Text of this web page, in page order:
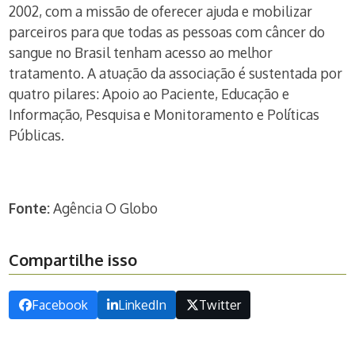
2002, com a missão de oferecer ajuda e mobilizar
parceiros para que todas as pessoas com câncer do
sangue no Brasil tenham acesso ao melhor
tratamento. A atuação da associação é sustentada por
quatro pilares: Apoio ao Paciente, Educação e
Informação, Pesquisa e Monitoramento e Políticas
Públicas.
Fonte:Agência O Globo
Compartilhe isso
Facebook LinkedIn Twitter